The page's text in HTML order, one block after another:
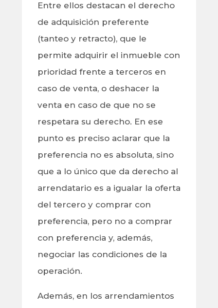
Entre ellos destacan el derecho
de adquisición preferente
(tanteo y retracto), que le
permite adquirir el inmueble con
prioridad frente a terceros en
caso de venta, o deshacer la
venta en caso de que no se
respetara su derecho. En ese
punto es preciso aclarar que la
preferencia no es absoluta, sino
que a lo único que da derecho al
arrendatario es a igualar la oferta
del tercero y comprar con
preferencia, pero no a comprar
con preferencia y, además,
negociar las condiciones de la
operación.
Además, en los arrendamientos